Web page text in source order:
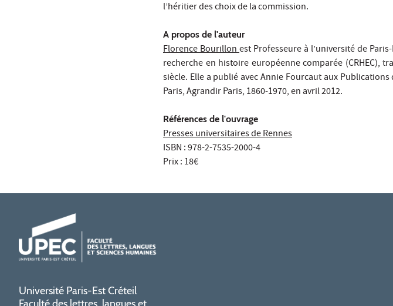
l’héritier des choix de la commission.
A propos de l'auteur
Florence Bourillonest Professeure à l’université de
recherche en histoire européenne comparée (CRHEC),
siècle. Elle a publié avec Annie Fourcaut aux
Paris, Agrandir Paris, 1860-1970, en avril 2012.
Références de l'ouvrage
Presses universitaires de Rennes
ISBN : 978-2-7535-2000-4
Prix : 18€
Université Paris-Est Créteil
Faculté des lettres, langues et